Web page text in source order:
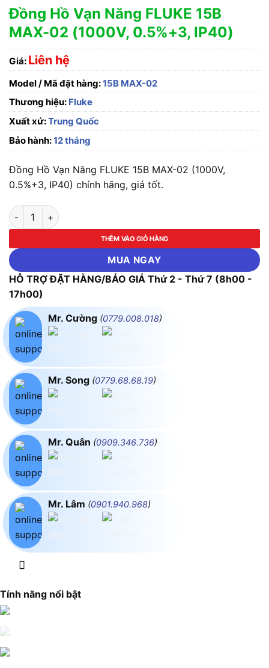
Đồng Hồ Vạn Năng FLUKE 15B
MAX-02 (1000V, 0.5%+3, IP40)
Giá: Liên hệ
Model / Mã đặt hàng:15B MAX-02
Thương hiệu: Fluke
Xuất xứ:Trung Quốc
Bảo hành:12 tháng
Đồng Hồ Vạn Năng FLUKE 15B MAX-02 (1000V,
0.5%+3, IP40) chính hãng, giá tốt.
Đồng Hồ Vạn Năng FLUKE 15B MAX-02 (1000V, 0.5%+3,
THÊM VÀO GIỎ HÀNG
MUA NGAY
HỖ TRỢ ĐẶT HÀNG/BÁO GIÁ Thứ 2 - Thứ 7 (8h00 -
17h00)
Mr. Cường (0779.008.018)
Mr. Song (0779.68.68.19)
Mr. Quân (0909.346.736)
Mr. Lâm (0901.940.968)
Tính năng nổi bật